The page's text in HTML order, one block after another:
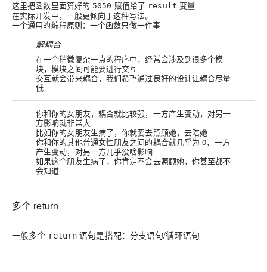
这里把函数里面算好的 5050 赋值给了 result 变量
在实际开发中，一般更倾向于这种写法。
一个通用的编程原则：一个函数只做一件事
解耦合
在一个稍微复杂一点的程序中，经常会涉及到很多个模
块，模块之间可能要进行交互
交互就会带来耦合，我们希望通过良好的设计让耦合尽量
低
你和你的女朋友，耦合就比较强， 一方产生变动，对另一
方影响就非常大
比如你的女朋友生病了，你就要去照顾她，去陪她
你和你的其他普通女性朋友之间的耦合就几乎为 0， 一方
产生变动，对另一方几乎没啥影响
如果这个朋友生病了，你肯定不会去照顾她，你甚至都不
会知道
多个 return
一般多个 return 语句是搭配： 分支语句/循环语句